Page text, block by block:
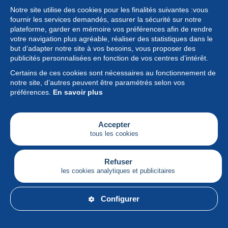
Notre site utilise des cookies pour les finalités suivantes :vous
fournir les services demandés, assurer la sécurité sur notre
plateforme, garder en mémoire vos préférences afin de rendre
votre navigation plus agréable, réaliser des statistiques dans le
but d’adapter notre site à vos besoins, vous proposer des
publicités personnalisées en fonction de vos centres d’intérêt.
Certains de ces cookies sont nécessaires au fonctionnement de
notre site, d’autres peuvent être paramétrés selon vos
préférences. En savoir plus
Accepter
tous les cookies
Refuser
les cookies analytiques et publicitaires
Configurer
Collection
Actualités
Fonctionnalités
Société
Services
Articles
Français